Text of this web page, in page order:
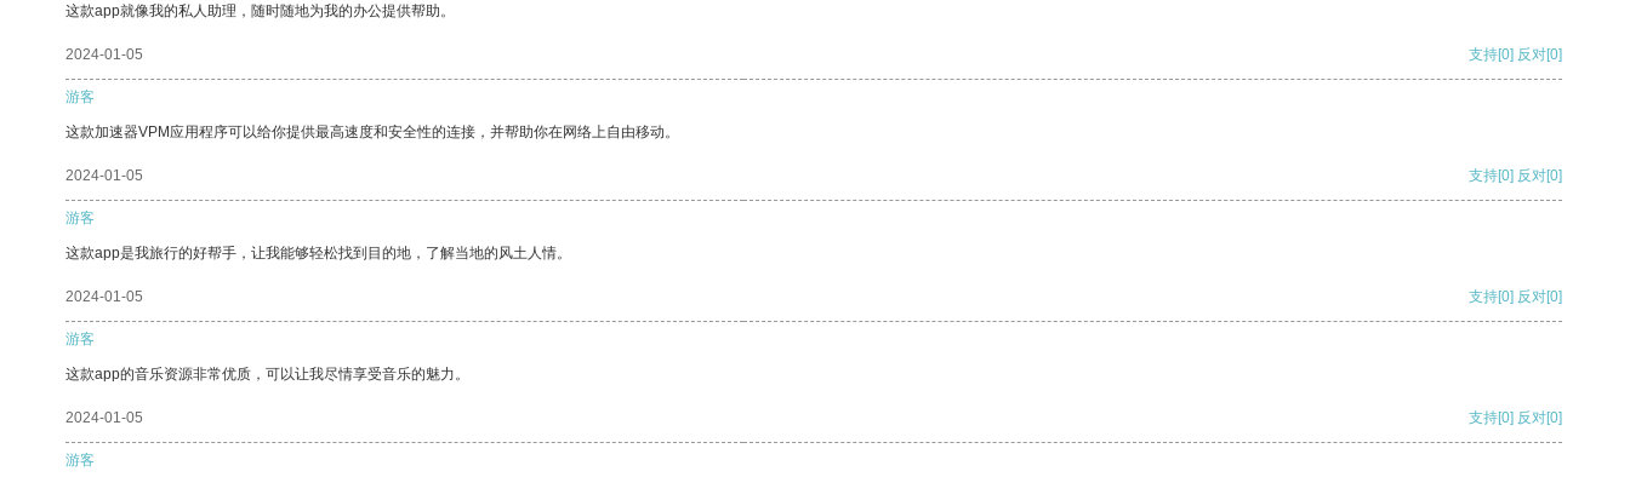
这款app就像我的私人助理，随时随地为我的办公提供帮助。
2024-01-05 支持[0] 反对[0]
游客
这款加速器VPM应用程序可以给你提供最高速度和安全性的连接，并帮助你在网络上自由移动。
2024-01-05 支持[0] 反对[0]
游客
这款app是我旅行的好帮手，让我能够轻松找到目的地，了解当地的风土人情。
2024-01-05 支持[0] 反对[0]
游客
这款app的音乐资源非常优质，可以让我尽情享受音乐的魅力。
2024-01-05 支持[0] 反对[0]
游客